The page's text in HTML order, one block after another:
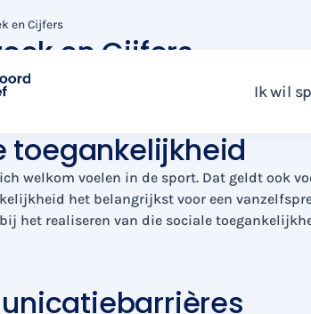
Ik wil
en Cijfers
en Cijfers
mensen zijn net zo gemotiveerd om
dit verschil uitleggen. Deze vormen ook de
toegankelijkheid
welkom voelen in de sport. Dat geldt ook
het belangrijkst voor een
het realiseren van die sociale